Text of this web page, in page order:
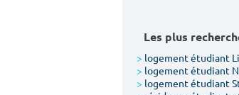
Les plus
> logement étudiant
> logement étudiant
> logement étudiant